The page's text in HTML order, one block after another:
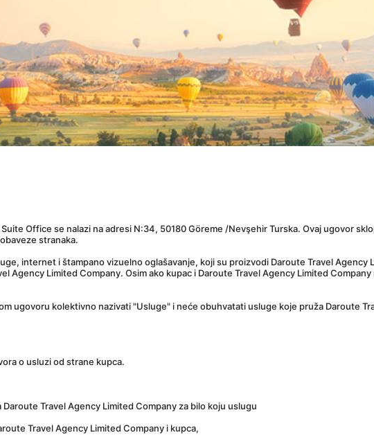
Office se nalazi na adresi N:34, 50180 Göreme /Nevşehir Turska. Ovaj ugovor
stranaka.
internet i štampano vizuelno oglašavanje, koji su proizvodi Daroute Travel Agency
Agency Limited Company. Osim ako kupac i Daroute Travel Agency Limited
ugovoru kolektivno nazivati "Usluge" i neće obuhvatati usluge koje pruža Daroute
o usluzi od strane kupca.
Travel Agency Limited Company za bilo koju uslugu
Travel Agency Limited Company i kupca,